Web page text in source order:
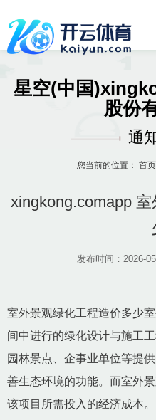
星空(中国
股份
通
您当前的位置： 首页
xingkong.comapp
发布时间：2026-
室外景观绿化工程造价多少
间中进行的绿化设计与施工
园林景点、企事业单位等提
善生态环境的功能。而室外
该项目所需投入的经济成本